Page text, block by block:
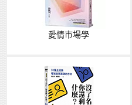
愛情市場學